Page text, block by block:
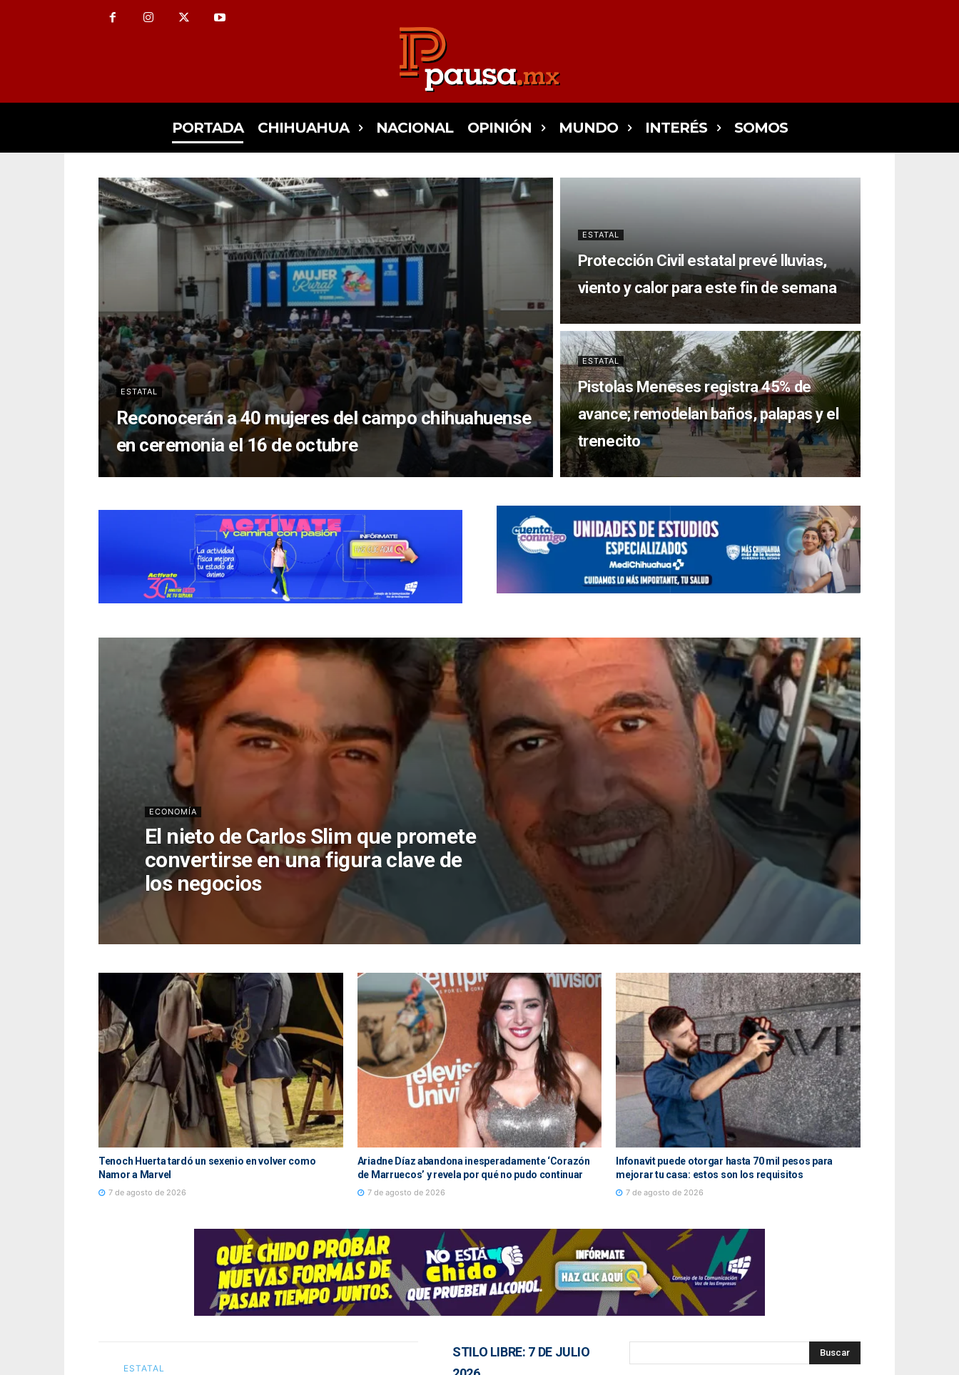
PORTADA CHIHUAHUA NACIONAL OPINIÓN MUNDO INTERÉS SOMOS
ESTATAL
Reconocerán a 40 mujeres del campo chihuahuense
en ceremonia el 16 de octubre
ESTATAL
Protección Civil estatal prevé lluvias,
viento y calor para este fin de semana
ESTATAL
Pistolas Meneses registra 45% de
avance; remodelan baños, palapas y el
trenecito
ECONOMÍA
El nieto de Carlos Slim que promete
convertirse en una figura clave de
los negocios
Tenoch Huerta tardó un sexenio en volver como
Namor a Marvel
7 de agosto de 2026
Ariadne Díaz abandona inesperadamente ‘Corazón
de Marruecos’ y revela por qué no pudo continuar
7 de agosto de 2026
Infonavit puede otorgar hasta 70 mil pesos para
mejorar tu casa: estos son los requisitos
7 de agosto de 2026
ESTATAL
STILO LIBRE: 7 DE JULIO